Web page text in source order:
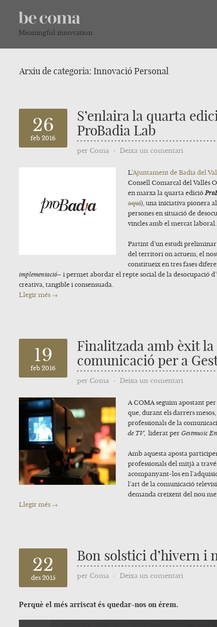
Meaningful innovation
Arxiu de categoria: Innovació Personal
26
feb 2016
S’enlaira la quarta
ProBadia Lab
per Coma ⋅ Deixa un comentari
L’Ajuntament de Badia del
Consell Comarcal del Vallès
en marxa la quarta edició
aquí), una iniciativa pionera
persones en situació de
vincles amb el mercat laboral.
Partint d’un estudi preliminar
del territori on actuem, el
constitueix en tres fases
implementació– i permet abordar el repte social de la desocupació
creativa, tangible i consensuada.
Llegir més →
19
feb 2016
Finalitzada amb èxit
comunicació per a
per Coma ⋅ Deixa un comentari
A COMA seguim apostant
que, durant els darrers
professionals de la
de TV, liderat per Gestmusic
Amb aquesta aposta
professionals del mitjà a
acompanyant-los en
l’art de la comunicació
demanda creixent del nou
Llegir més →
22
des 2015
Bon solstici d’hivern i
per Coma ⋅ Deixa un comentari
Perquè el més arriscat és quedar-nos on érem.